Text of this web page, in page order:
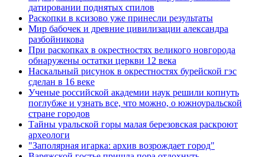
датировании поднятых спилов
Раскопки в ксизово уже принесли результаты
Мир бабочек и древние цивилизации александра
разбойникова
При раскопках в окрестностях великого новгорода
обнаружены остатки церкви 12 века
Наскальный рисунок в окрестностях бурейской гэс
сделан в 16 веке
Ученые российской академии наук решили копнуть
поглубже и узнать все, что можно, о южноуральской
стране городов
Тайны уральской горы малая березовская раскроют
археологи
"Заполярная игарка: архив возрождает город"